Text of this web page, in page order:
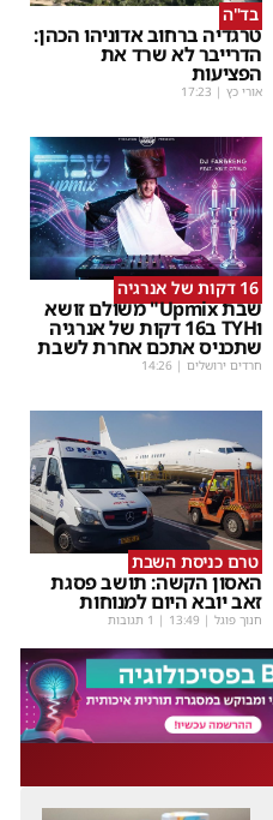
בד"ה
טרגדיה ברחוב אדוניהו הכהן:
הדרייבר לא שרד את
הפציעות
אורי כץ |
17:23
16 דקות של אנרגיה
שבת Upmix" משולם זושא
וTYH ב16 דקות של אנרגיה
שתכניס אתכם אחרת לשבת
חרדים ירושלים |
14:26
טרם כניסת השבת
האסון הקשה: תושב פסגת
זאב יובא היום למנוחות
חנוך פוגל |
13:49 | 1 תגובות